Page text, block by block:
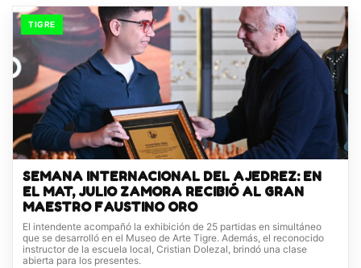
TIGRE
SEMANA INTERNACIONAL DEL AJEDREZ: EN
EL MAT, JULIO ZAMORA RECIBIÓ AL GRAN
MAESTRO FAUSTINO ORO
El intendente acompañó la exhibición de 25 partidas en simultáneo
que se desarrolló en el Museo de Arte Tigre. Además, el reconocido
instructor de la escuela local, Cristian Dolezal, brindó una clase
abierta para los presentes.